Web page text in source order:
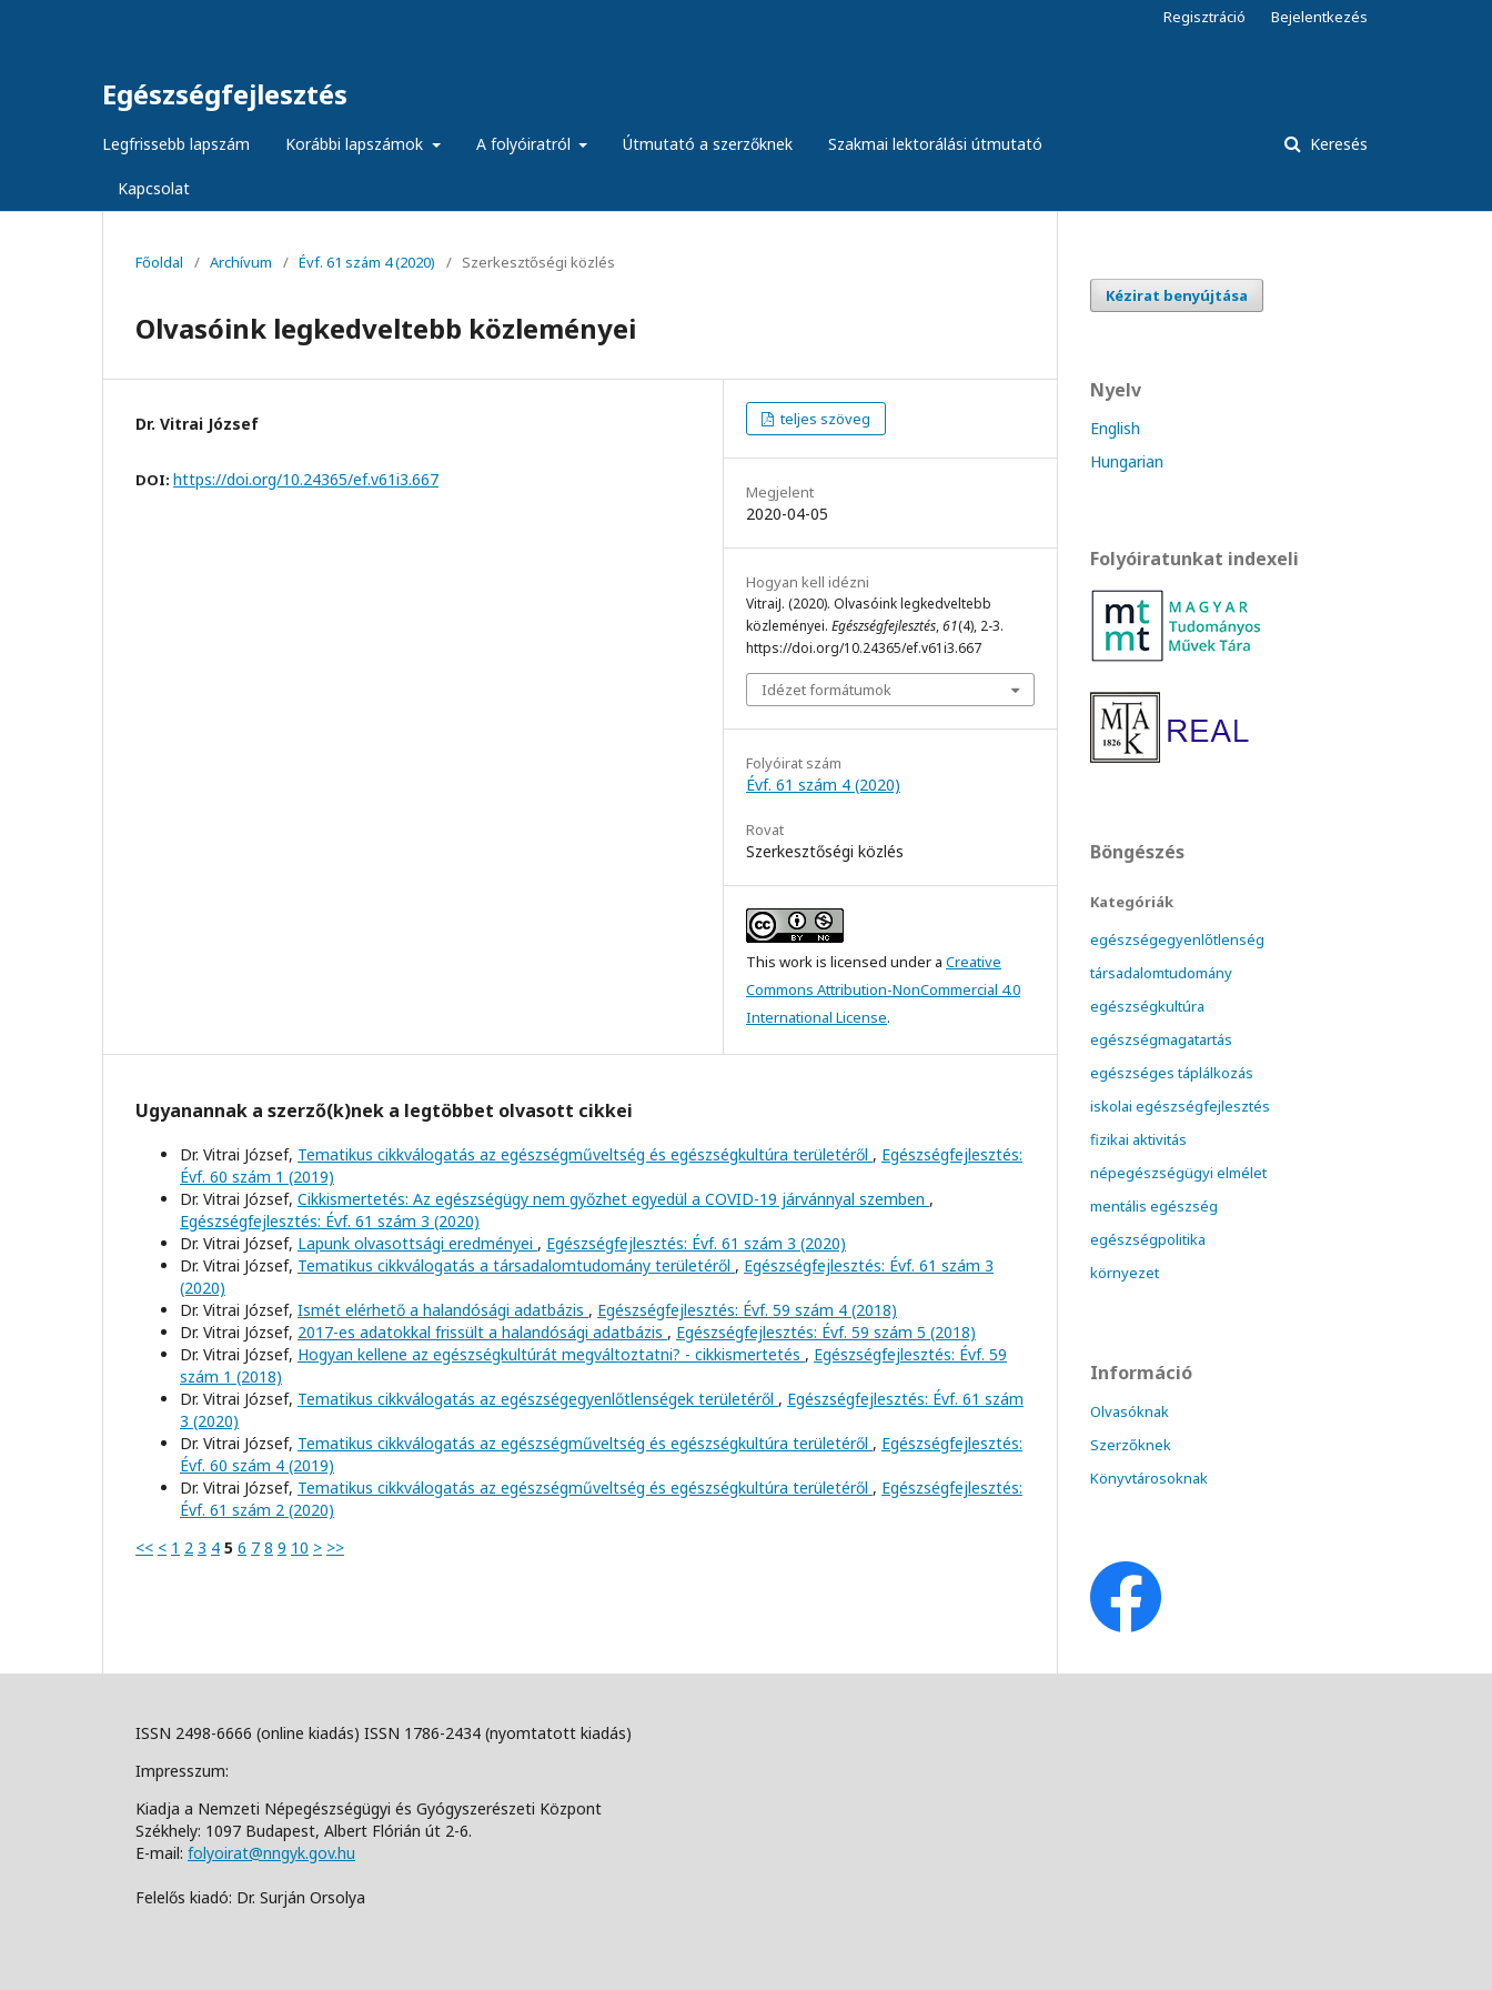
Egészségfejlesztés
Legfrissebb lapszám Korábbi lapszámok A folyóiratról Útmutató a szerzőknek Szakmai lektorálási útmutató
Kapcsolat
Keresés
Regisztráció Bejelentkezés
Főoldal / Archívum / Évf. 61 szám 4 (2020) / Szerkesztőségi közlés
Olvasóink legkedveltebb közleményei
Dr. Vitrai József
DOI: https://doi.org/10.24365/ef.v61i3.667
teljes szöveg
Megjelent
2020-04-05
Hogyan kell idézni
VitraiJ. (2020). Olvasóink legkedveltebb
közleményei. Egészségfejlesztés,61(4), 2-3.
https://doi.org/10.24365/ef.v61i3.667
Idézet formátumok
Folyóirat szám
Évf. 61 szám 4 (2020)
Rovat
Szerkesztőségi közlés
This work is licensed under a Creative
Commons Attribution-NonCommercial 4.0
International License.
Ugyanannak a szerző(k)nek a legtöbbet olvasott cikkei
Dr. Vitrai József, Tematikus cikkválogatás az egészségműveltség és egészségkultúra területéről , Egészségfejlesztés:
Évf. 60 szám 1 (2019)
Dr. Vitrai József, Cikkismertetés: Az egészségügy nem győzhet egyedül a COVID-19 járvánnyal szemben ,
Egészségfejlesztés: Évf. 61 szám 3 (2020)
Dr. Vitrai József, Lapunk olvasottsági eredményei , Egészségfejlesztés: Évf. 61 szám 3 (2020)
Dr. Vitrai József, Tematikus cikkválogatás a társadalomtudomány területéről , Egészségfejlesztés: Évf. 61 szám 3
(2020)
Dr. Vitrai József, Ismét elérhető a halandósági adatbázis , Egészségfejlesztés: Évf. 59 szám 4 (2018)
Dr. Vitrai József, 2017-es adatokkal frissült a halandósági adatbázis , Egészségfejlesztés: Évf. 59 szám 5 (2018)
Dr. Vitrai József, Hogyan kellene az egészségkultúrát megváltoztatni? - cikkismertetés , Egészségfejlesztés: Évf. 59
szám 1 (2018)
Dr. Vitrai József, Tematikus cikkválogatás az egészségegyenlőtlenségek területéről , Egészségfejlesztés: Évf. 61 szám
3 (2020)
Dr. Vitrai József, Tematikus cikkválogatás az egészségműveltség és egészségkultúra területéről , Egészségfejlesztés:
Évf. 60 szám 4 (2019)
Dr. Vitrai József, Tematikus cikkválogatás az egészségműveltség és egészségkultúra területéről , Egészségfejlesztés:
Évf. 61 szám 2 (2020)
<< < 1 2 3 4 5 6 7 8 9 10 > >>
Kézirat benyújtása
Nyelv
English
Hungarian
Folyóiratunkat indexeli
Böngészés
Kategóriák
egészségegyenlőtlenség
társadalomtudomány
egészségkultúra
egészségmagatartás
egészséges táplálkozás
iskolai egészségfejlesztés
fizikai aktivitás
népegészségügyi elmélet
mentális egészség
egészségpolitika
környezet
Információ
Olvasóknak
Szerzőknek
Könyvtárosoknak
ISSN 2498-6666 (online kiadás) ISSN 1786-2434 (nyomtatott kiadás)
Impresszum:
Kiadja a Nemzeti Népegészségügyi és Gyógyszerészeti Központ
Székhely: 1097 Budapest, Albert Flórián út 2-6.
E-mail: folyoirat@nngyk.gov.hu
Felelős kiadó: Dr. Surján Orsolya